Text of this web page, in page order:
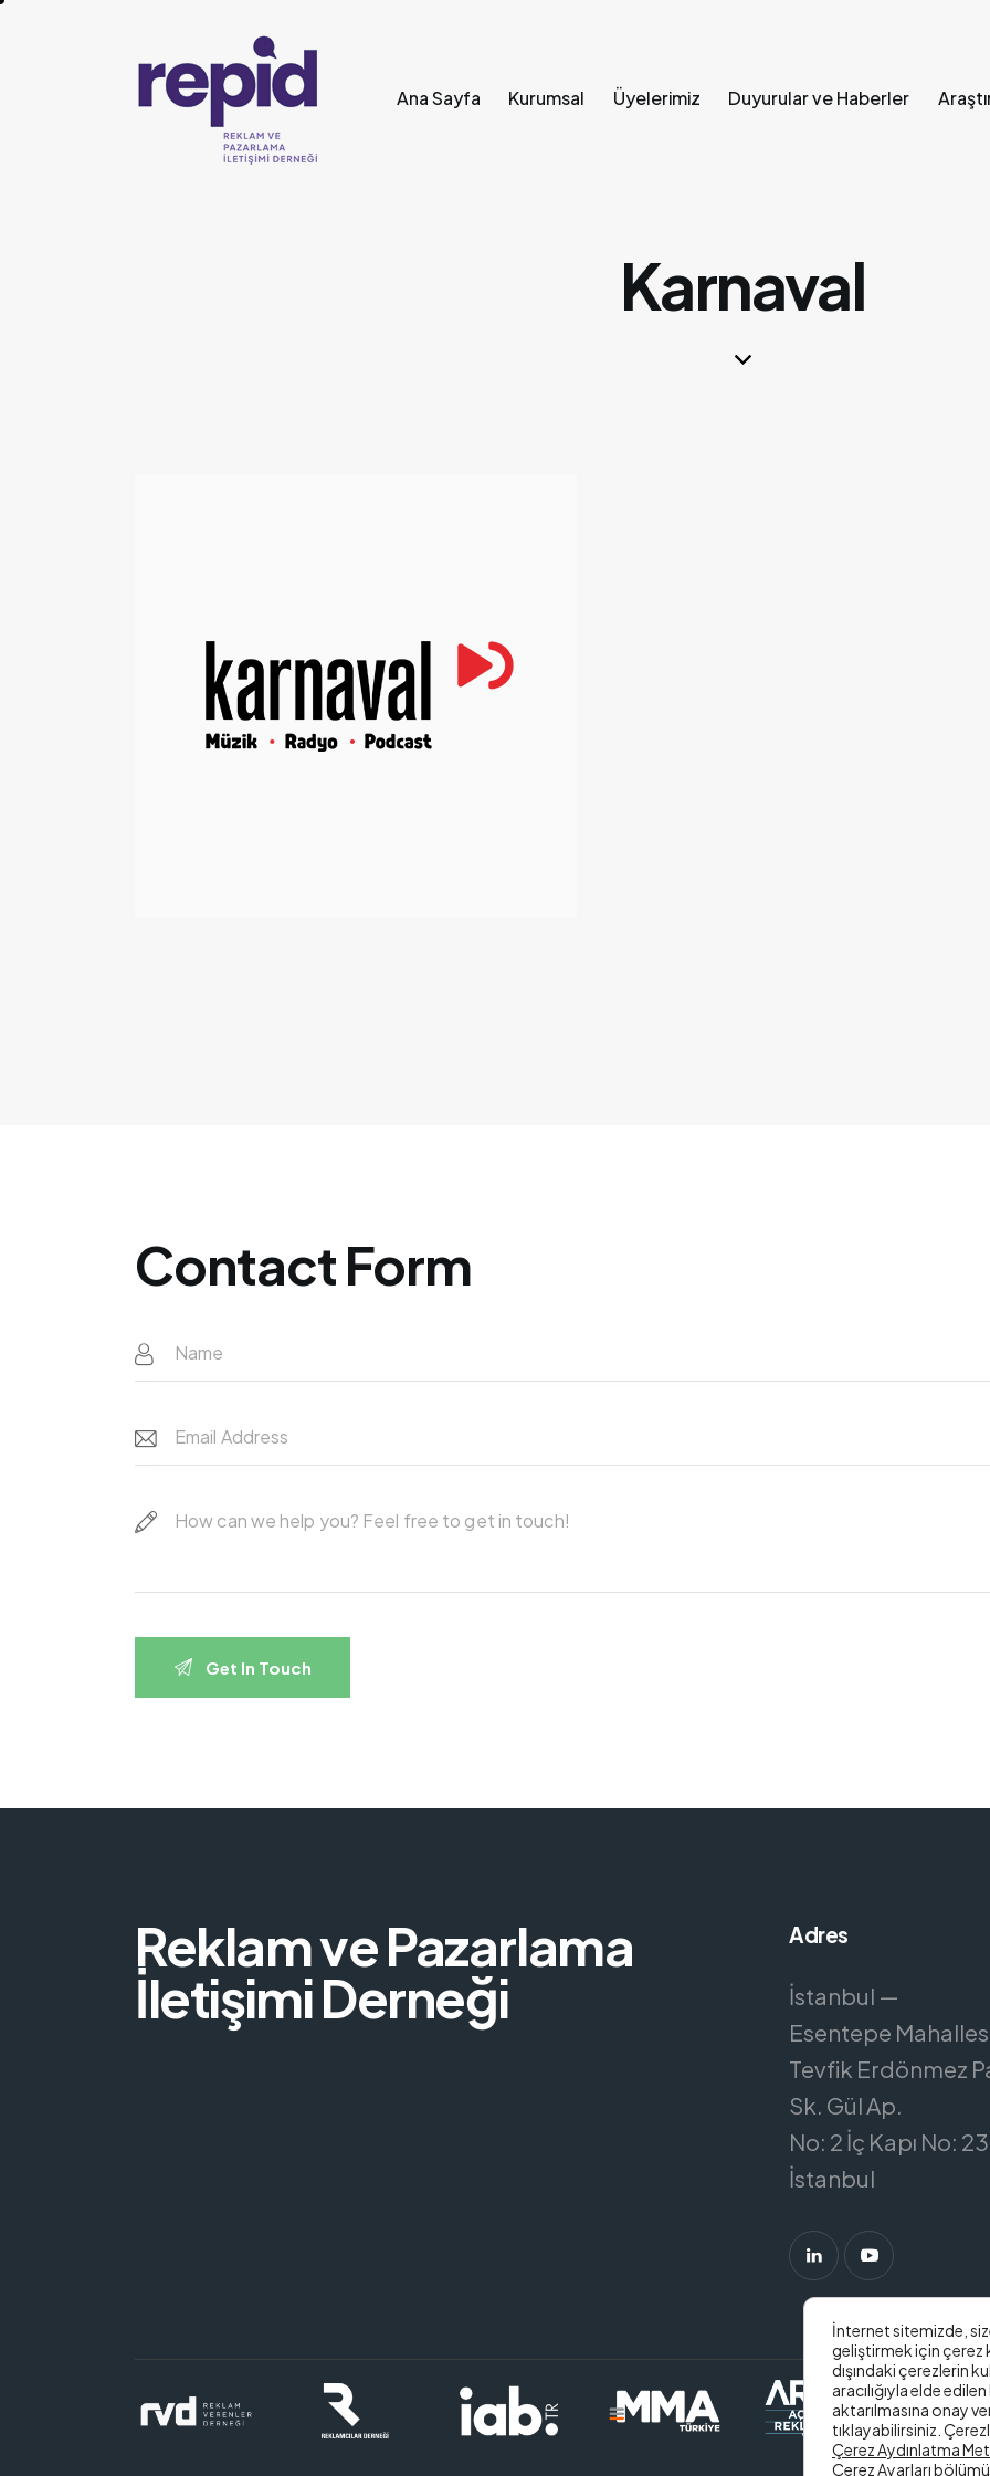
Ana Sayfa Kurumsal Üyelerimiz Duyurular ve Haberler
Karnaval
Contact Form
Reklam ve Pazarlama
İletişimi Derneği
Adres
İstanbul —
Esentepe
Tevfik Erdönmez
Sk. Gül Ap.
No: 2 İç Kapı No:
İstanbul
İnternet sitemizde,
geliştirmek için çerez
dışındaki çerezlerin
aracılığıyla elde
aktarılmasına onay
tıklayabilirsiniz.
Çerez Aydınlatma
Çerez Ayarları